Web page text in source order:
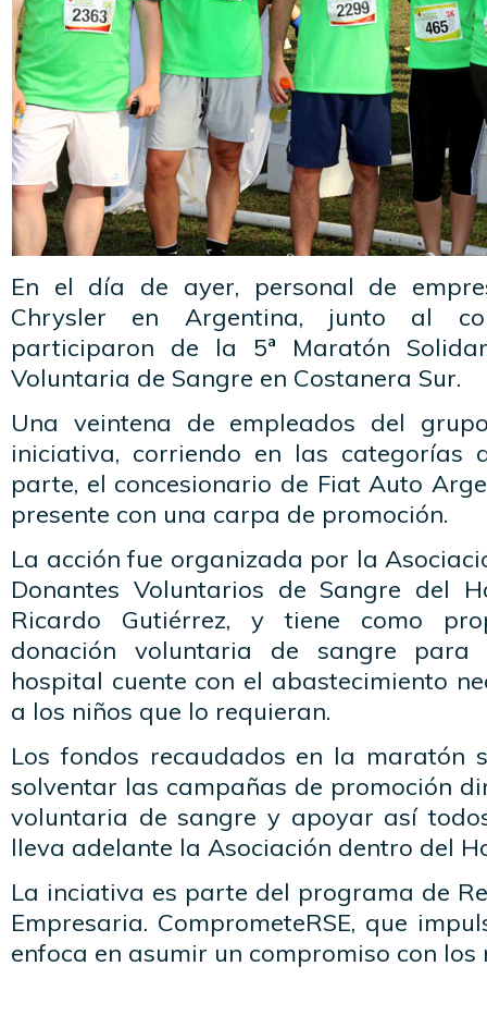
En el día de ayer, personal de
Chrysler en Argentina, junto al
participaron de la 5ª Maratón
Voluntaria de Sangre en Costanera Sur.
Una veintena de empleados del
iniciativa, corriendo en las
parte, el concesionario de Fiat Auto
presente con una carpa de promoción.
La acción fue organizada por la
Donantes Voluntarios de Sangre del
Ricardo Gutiérrez, y tiene como
donación voluntaria de sangre para
hospital cuente con el abastecimiento
a los niños que lo requieran.
Los fondos recaudados en la maratón
solventar las campañas de promoción
voluntaria de sangre y apoyar así
lleva adelante la Asociación dentro del
La inciativa es parte del programa de
Empresaria. ComprometeRSE, que
enfoca en asumir un compromiso con los